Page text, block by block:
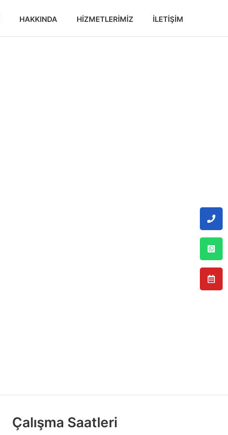
HAKKINDA HIZMETLERIMIZ İLETIŞIM
Çalışma Saatleri